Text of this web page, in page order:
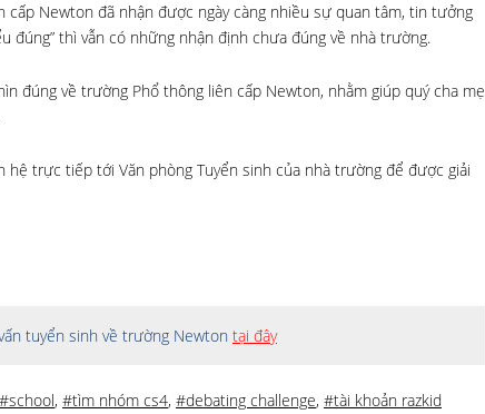
Newton đã nhận được ngày càng nhiều sự quan tâm, tin tưởng
đúng” thì vẫn có những nhận định chưa đúng về nhà trường.
đúng về trường Phổ thông liên cấp Newton, nhằm giúp quý cha mẹ
trực tiếp tới Văn phòng Tuyển sinh của nhà trường để được giải
tuyển sinh về trường Newton tại đây
#school, #tìm nhóm cs4, #debating challenge, #tài khoản razkid